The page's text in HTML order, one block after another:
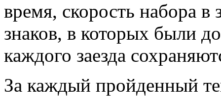
время, скорость набора
знаков, в которых были
каждого заезда
За каждый пройденный